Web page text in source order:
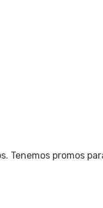
Tenemos promos